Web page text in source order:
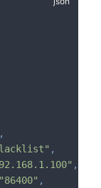
,
,
,
"86400" ,